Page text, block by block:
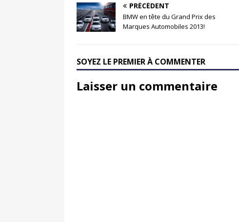
PRÉCÉDENT
BMW en tête du Grand Prix des
Marques Automobiles 2013!
SOYEZ LE PREMIER À COMMENTER
Laisser un commentaire